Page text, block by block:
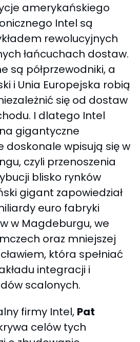
amerykańskiego
Intel są
rewolucyjnych
łańcuchach dostaw.
są półprzewodniki, a
i Unia Europejska robią
się od dostaw
I dlatego Intel
gigantyczne
doskonale wpisują się w
czyli przenoszenia
blisko rynków
gigant zapowiedział
euro fabryki
w Magdeburgu, we
oraz mniejszej
która spełniać
integracji i
scalonych.
firmy Intel, Pat
celów tych